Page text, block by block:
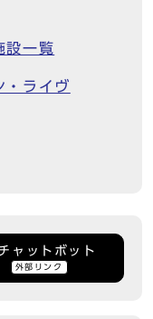
設一覧
ライヴ
ャットボット
外部リンク